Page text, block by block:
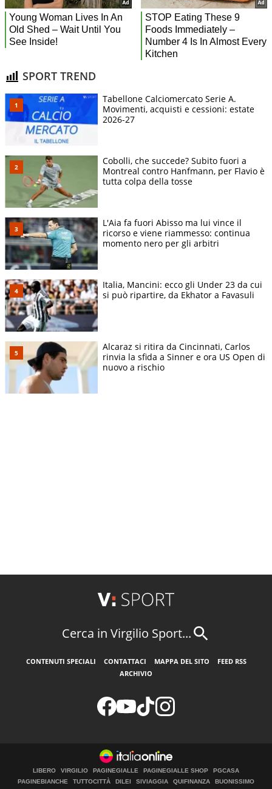
SPORT TREND
Tabellone Calciomercato Serie A.
Movimenti, acquisti e cessioni: estate
2026-27
Cobolli, che succede? Subito fuori a
Montreal contro Hanfmann, per Flavio è
tutta colpa della tosse
L'Aia fa fuori Abisso ma lui vince il
ricorso e viene riammesso: continua
momento nero per gli arbitri
Italia, Mancini: ecco gli Under 23 da cui
si può ripartire, da Ekhator a Favasuli
Alcaraz si ritira da Cincinnati, Carlos
rinvia la sfida a Sinner e ora US Open di
nuovo a rischio
Cerca in Virgilio Sport...
CONTENUTI SPECIALI CONTATTACI MAPPA DEL SITO
FEED RSS
ARCHIVIO
LIBERO VIRGILIO PAGINEGIALLE PAGINEGIALLE SHOP
PGCASA
PAGINEBIANCHE
TUTTOCITTÀ DILEI SIVIAGGIA QUIFINANZA
BUONISSIMO